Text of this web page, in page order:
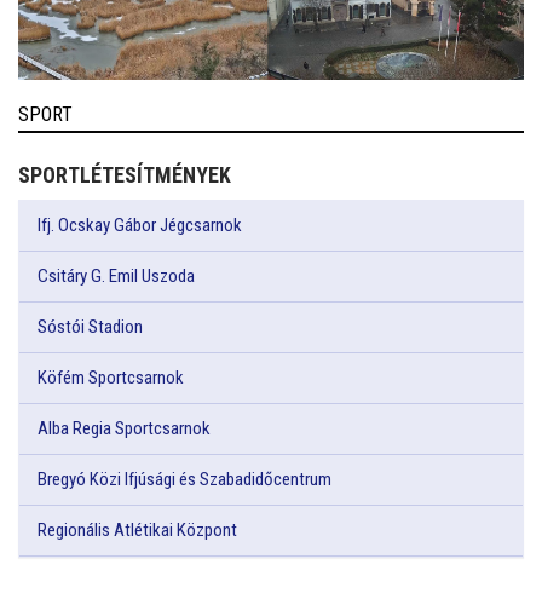
SPORT
SPORTLÉTESÍTMÉNYEK
Ifj. Ocskay Gábor Jégcsarnok
Csitáry G. Emil Uszoda
Sóstói Stadion
Köfém Sportcsarnok
Alba Regia Sportcsarnok
Bregyó Közi Ifjúsági és Szabadidőcentrum
Regionális Atlétikai Központ